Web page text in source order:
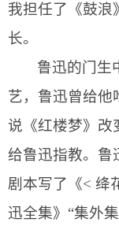
我担任了《鼓浪
长。
鲁迅的门生
艺，鲁迅曾给他
说《红楼梦》改
给鲁迅指教。鲁
剧本写了《< 绛
迅全集》“集外